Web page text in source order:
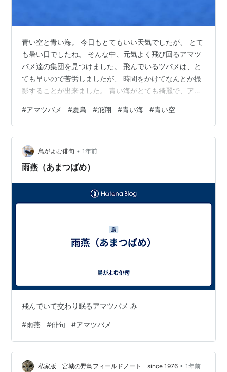
青い空と青い海。 今日もとてもいい天気でしたが、 とて
も暑い日でしたね。 そんな中、元気よく飛び回るアマツ
バメ達の集団を見つけました。 飛んでいるツバメは、と
ても早いので苦労しましたが、 時間をかけてなんとか撮
影することが出来ました。 青い海がとても綺麗で、アマ
ん（No.2111405）のプロフィール - PIXTA (写真素材を
販売しています。宜しければご覧ください。) にほんブロ
グ村 にほんブログ村 ランキング参加中カメラ越しの世界
ランキング参加中鳥が好きな人たち
#アマツバメ #夏鳥 #飛翔 #青い海 #青い空
鳥がよむ俳句 • 1年前
雨燕（あまつばめ）
飛んでいて交わり眠るアマツバメ み
#雨燕 #俳句 #アマツバメ
私家版 宮城の野鳥フィールドノート since 1976 • 1年前